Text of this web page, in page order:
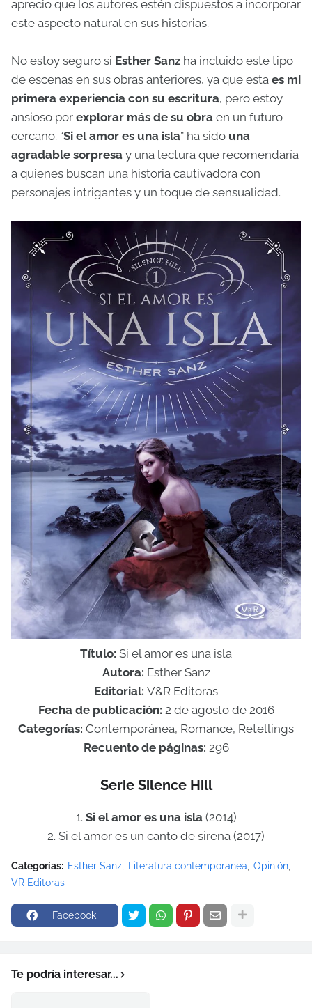
aprecio que los autores estén dispuestos a incorporar
este aspecto natural en sus historias.
No estoy seguro si Esther Sanz ha incluido este tipo
de escenas en sus obras anteriores, ya que esta es mi
primera experiencia con su escritura, pero estoy
ansioso por explorar más de su obra en un futuro
cercano. “Si el amor es una isla” ha sido una
agradable sorpresa y una lectura que recomendaría
a quienes buscan una historia cautivadora con
personajes intrigantes y un toque de sensualidad.
Título: Si el amor es una isla
Autora: Esther Sanz
Editorial: V&R Editoras
Fecha de publicación: 2 de agosto de 2016
Categorías: Contemporánea, Romance, Retellings
Recuento de páginas: 296
Serie Silence Hill
1. Si el amor es una isla(2014)
2. Si el amor es un canto de sirena (2017)
Categorías: Esther Sanz Literatura contemporanea
Opinión
VR Editoras
Facebook
Te podría interesar...